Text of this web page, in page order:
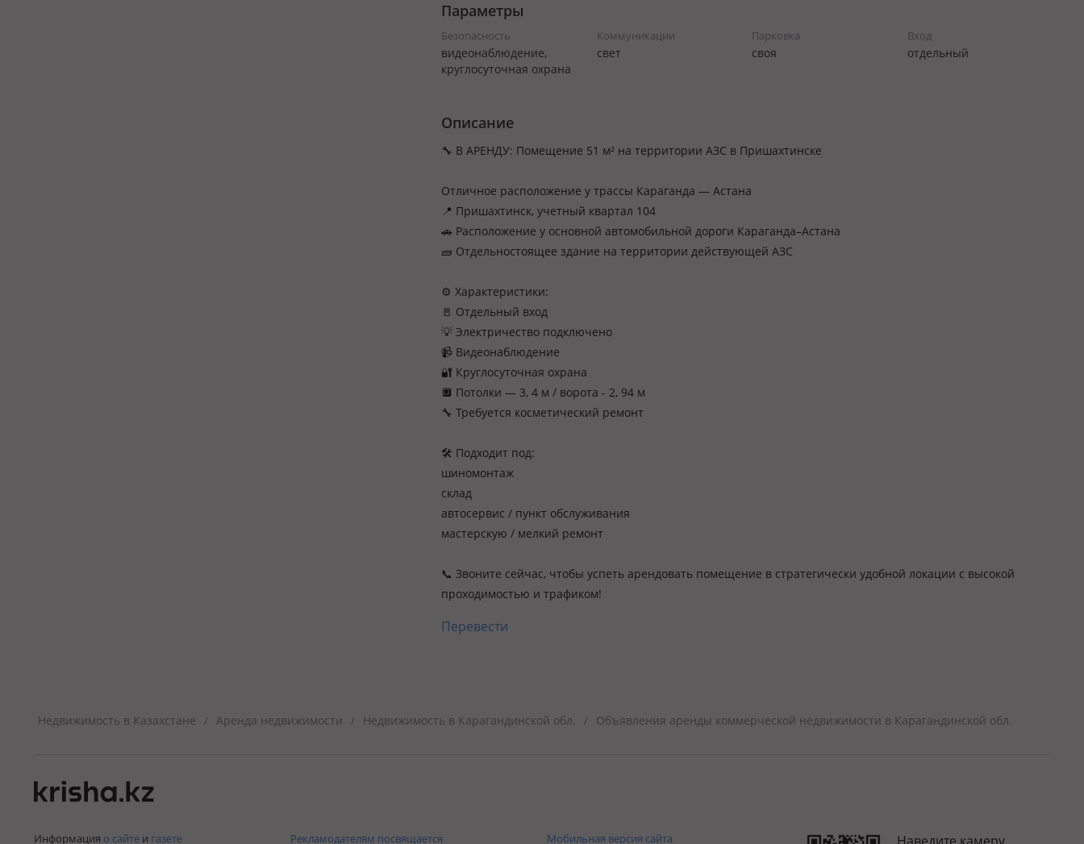
Параметры
Безопасность
видеонаблюдение,
круглосуточная охрана
Коммуникации
свет
Парковка
своя
Вход
отдельный
Описание
🔧 В АРЕНДУ: Помещение 51 м² на территории АЗС в Пришахтинске
Отличное расположение у трассы Караганда — Астана
📍 Пришахтинск, учетный квартал 104
🚗 Расположение у основной автомобильной дороги Караганда–Астана
🧱 Отдельностоящее здание на территории действующей АЗС
⚙️ Характеристики:
🚪 Отдельный вход
💡 Электричество подключено
📹 Видеонаблюдение
🔐 Круглосуточная охрана
🔲 Потолки — 3, 4 м / ворота - 2, 94 м
🔧 Требуется косметический ремонт
🛠 Подходит под:
шиномонтаж
склад
автосервис / пункт обслуживания
мастерскую / мелкий ремонт
📞 Звоните сейчас, чтобы успеть арендовать помещение в стратегически удобной локации с высокой
проходимостью и трафиком!
Перевести
Недвижимость в Казахстане / Аренда недвижимости / Недвижимость в Карагандинской обл. / Объявления аренды коммерческой недвижимости в Карагандинской обл.
Информация о сайте и газете Рекламодателям посвящается Мобильная версия сайта